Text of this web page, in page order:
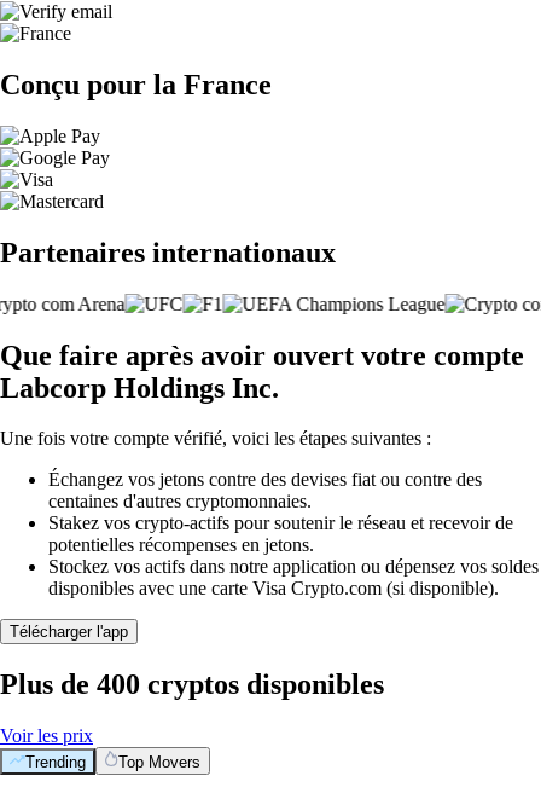
Conçu pour la France
Partenaires internationaux
Que faire après avoir ouvert votre compte
Labcorp Holdings Inc.
Une fois votre compte vérifié, voici les étapes suivantes :
Échangez vos jetons contre des devises fiat ou contre des
centaines d'autres cryptomonnaies.
Stakez vos crypto-actifs pour soutenir le réseau et recevoir de
potentielles récompenses en jetons.
Stockez vos actifs dans notre application ou dépensez vos soldes
disponibles avec une carte Visa Crypto.com (si disponible).
Télécharger l'app
Plus de 400 cryptos disponibles
Voir les prix
Trending Top Movers